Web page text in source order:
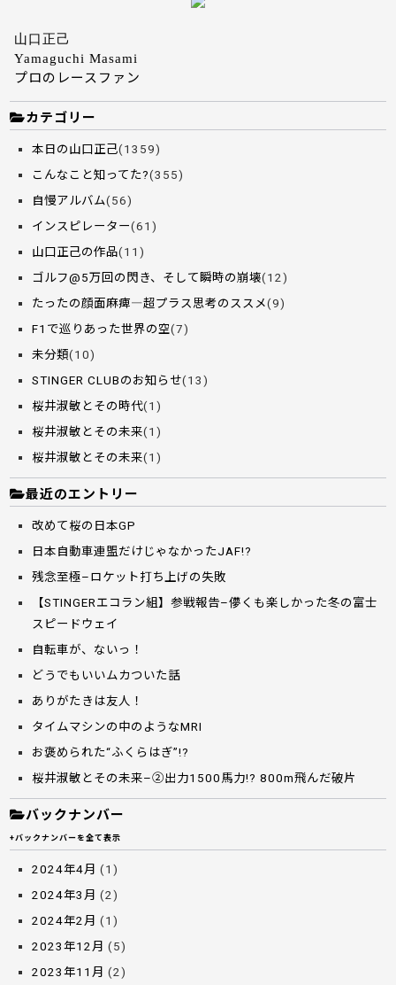
山口正己
Yamaguchi Masami
プロのレースファン
カテゴリー
本日の山口正己(1359)
こんなこと知ってた?(355)
自慢アルバム(56)
インスピレーター(61)
山口正己の作品(11)
ゴルフ@5万回の閃き、そして瞬時の崩壊(12)
たったの顔面麻痺―超プラス思考のススメ(9)
F1で巡りあった世界の空(7)
未分類(10)
STINGER CLUBのお知らせ(13)
桜井淑敏とその時代(1)
桜井淑敏とその未来(1)
桜井淑敏とその未来(1)
最近のエントリー
改めて桜の日本GP
日本自動車連盟だけじゃなかったJAF!?
残念至極–ロケット打ち上げの失敗
【STINGERエコラン組】参戦報告–儚くも楽しかった冬の富士
スピードウェイ
自転車が、ないっ！
どうでもいいムカついた話
ありがたきは友人！
タイムマシンの中のようなMRI
お褒められた“ふくらはぎ”!?
桜井淑敏とその未来–②出力1500馬力!? 800m飛んだ破片
バックナンバー
+バックナンバーを全て表示
2024年4月 (1)
2024年3月 (2)
2024年2月 (1)
2023年12月 (5)
2023年11月 (2)